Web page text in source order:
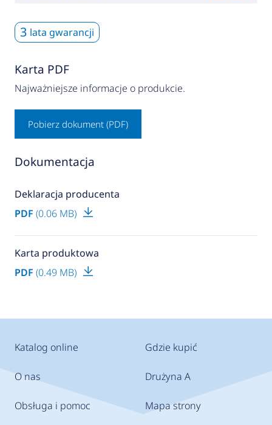
3 lata gwarancji
Karta PDF
Najważniejsze informacje o produkcie.
Pobierz dokument (PDF)
Dokumentacja
Deklaracja producenta
PDF (0.06 MB)
Karta produktowa
PDF (0.49 MB)
Katalog online
O nas
Obsługa i pomoc
Gdzie kupić
Drużyna A
Mapa strony